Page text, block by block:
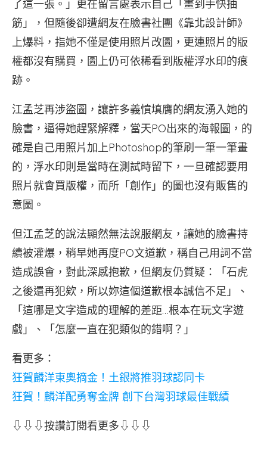
了這一張。」更在留言處表示自己「畫到手快抽
筋」，但隨後卻遭網友在臉書社團《靠北設計師》
上爆料，指她不僅是使用照片改圖，更連照片的版
權都沒有購買，圖上仍可依稀看到版權浮水印的痕
跡。
江孟芝再涉盜圖，讓許多義憤填膺的網友湧入她的
臉書，逼得她趕緊解釋，當天PO出來的海報圖，的
確是自己用照片加上Photoshop的筆刷一筆一筆畫
的，浮水印則是當時在測試時留下，一旦確認要用
照片就會買版權，而所「創作」的圖也沒有販售的
意圖。
但江孟芝的說法顯然無法說服網友，讓她的臉書持
續被灌爆，稍早她再度PO文道歉，稱自己用詞不當
造成誤會，對此深感抱歉，但網友仍質疑：「石虎
之後還再犯欸，所以妳這個道歉根本誠信不足」、
「這哪是文字造成的理解的差距…根本在玩文字遊
戲」、「怎麼一直在犯類似的錯啊？」
看更多：
狂賀麟洋東奧摘金！土銀將推羽球認同卡
狂賀！麟洋配勇奪金牌 創下台灣羽球最佳戰績
⇩⇩⇩按讚訂閱看更多⇩⇩⇩